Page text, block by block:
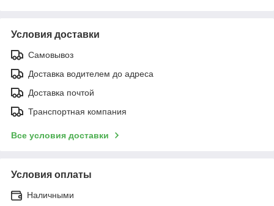
Условия доставки
Самовывоз
Доставка водителем до адреса
Доставка почтой
Транспортная компания
Все условия доставки
Условия оплаты
Наличными